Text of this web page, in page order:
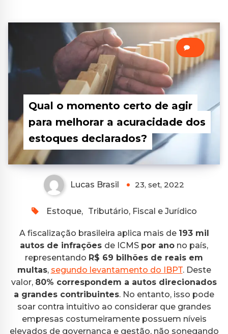
Qual o momento certo de agir
para melhorar a acuracidade dos
estoques declarados?
Lucas Brasil 23, set, 2022
Estoque, Tributário, Fiscal e Jurídico
A fiscalização brasileira aplica mais de 193 mil
autos de infrações de ICMS por ano no país,
representando R$ 69 bilhões de reais em
multas, segundo levantamento do IBPT. Deste
valor, 80% correspondem a autos direcionados
a grandes contribuintes. No entanto, isso pode
soar contra intuitivo ao considerar que grandes
empresas costumeiramente possuem níveis
elevados de governança e gestão, não sonegando